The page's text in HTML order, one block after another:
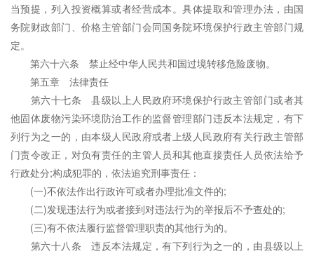
当预提，列入投资概算或者经营成本。具体提取和管理办法，由国
务院财政部门、价格主管部门会同国务院环境保护行政主管部门规
定。
第六十六条 禁止经中华人民共和国过境转移危险废物。
第五章 法律责任
第六十七条 县级以上人民政府环境保护行政主管部门或者其
他固体废物污染环境防治工作的监督管理部门违反本法规定，有下
列行为之一的，由本级人民政府或者上级人民政府有关行政主管部
门责令改正，对负有责任的主管人员和其他直接责任人员依法给予
行政处分;构成犯罪的，依法追究刑事责任：
(一)不依法作出行政许可或者办理批准文件的;
(二)发现违法行为或者接到对违法行为的举报后不予查处的;
(三)有不依法履行监督管理职责的其他行为的。
第六十八条 违反本法规定，有下列行为之一的，由县级以上